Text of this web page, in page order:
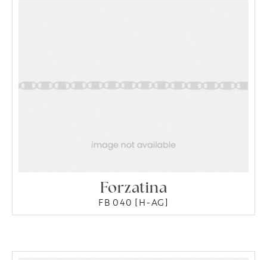
Forzatina
FB 040 [H-AG]